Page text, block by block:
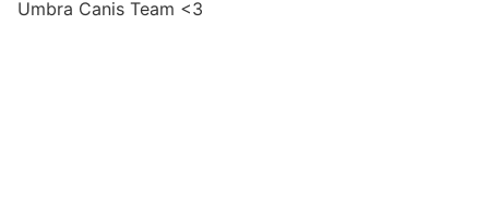
Umbra Canis Team <3